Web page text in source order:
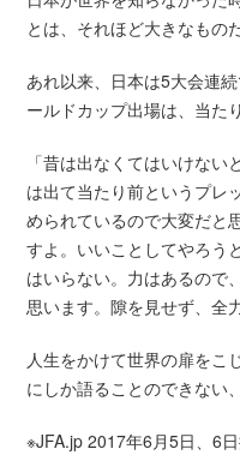
とは、それほど大きなもの
あれ以来、日本は5大会連
ールドカップ出場は、当た
「昔は出なくてはいけな
は出て当たり前というプレ
められているので大変だと
すよ。いいことしてやろう
はいらない。力はあるので
思います。隙を見せず、全
人生をかけて世界の扉をこ
にしか語ることのできない
※JFA.jp 2017年6月5日、6